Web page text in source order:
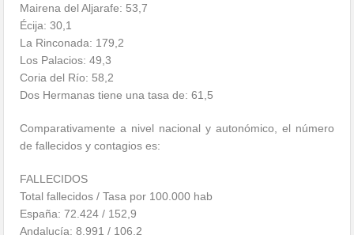
Mairena del Aljarafe: 53,7
Écija: 30,1
La Rinconada: 179,2
Los Palacios: 49,3
Coria del Río: 58,2
Dos Hermanas tiene una tasa de: 61,5
Comparativamente a nivel nacional y autonómico, el número
de fallecidos y contagios es:
FALLECIDOS
Total fallecidos / Tasa por 100.000 hab
España: 72.424 / 152,9
Andalucía: 8.991 / 106,2